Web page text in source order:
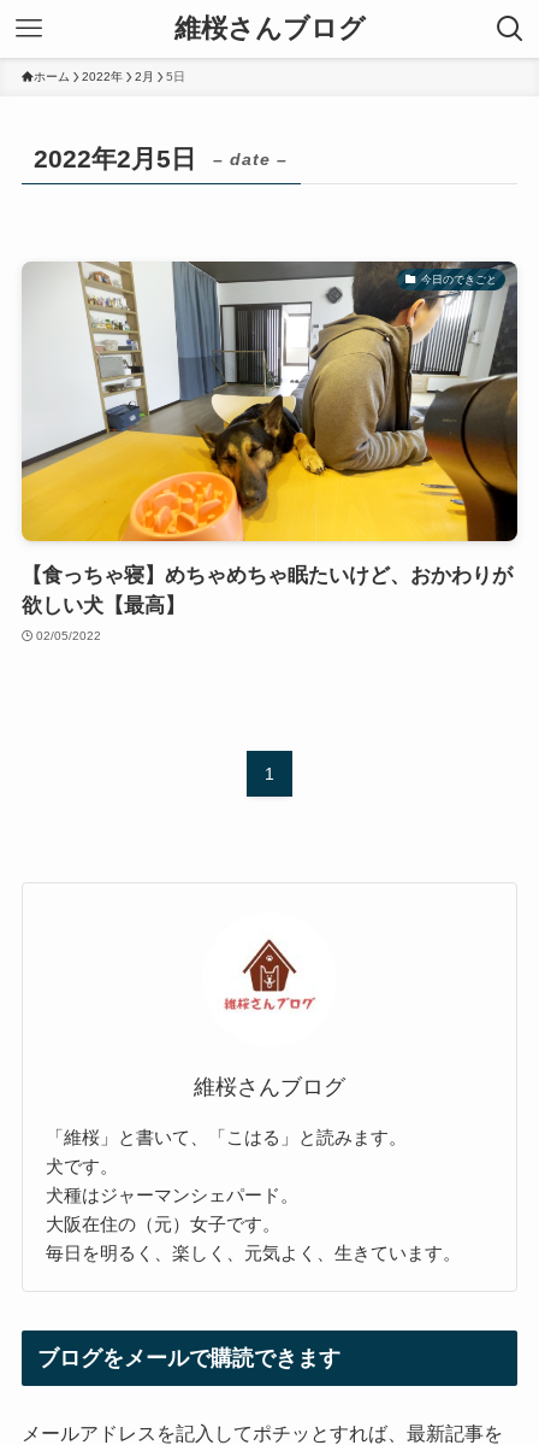
維桜さんブログ
ホーム 2022年 2月 5日
2022年2月5日 – date –
今日のできごと
【食っちゃ寝】めちゃめちゃ眠たいけど、おかわりが
欲しい犬【最高】
02/05/2022
1
維桜さんブログ
「維桜」と書いて、「こはる」と読みます。
犬です。
犬種はジャーマンシェパード。
大阪在住の（元）女子です。
毎日を明るく、楽しく、元気よく、生きています。
ブログをメールで購読できます
メールアドレスを記入してポチッとすれば、最新記事を